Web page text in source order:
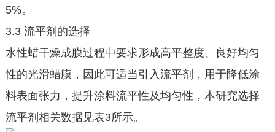
5%。
3.3 流平剂的选择
水性蜡干燥成膜过程中要求形成高平整度、良好均匀
性的光滑蜡膜，因此可适当引入流平剂，用于降低涂
料表面张力，提升涂料流平性及均匀性，本研究选择
流平剂相关数据见表3所示。